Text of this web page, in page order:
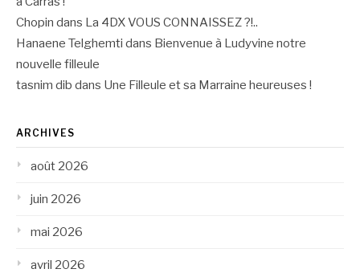
Chopin dans La 4DX VOUS CONNAISSEZ ?!..
Hanaene Telghemti dans Bienvenue à Ludyvine notre
nouvelle filleule
tasnim dib dans Une Filleule et sa Marraine heureuses !
ARCHIVES
août 2026
juin 2026
mai 2026
avril 2026